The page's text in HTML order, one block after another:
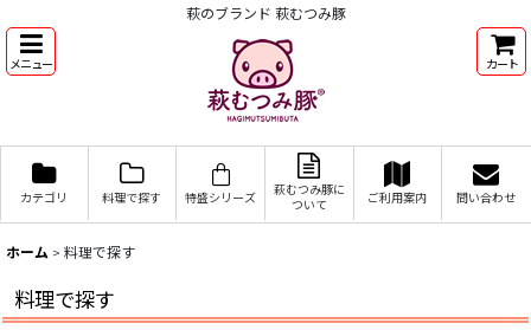
萩のブランド 萩むつみ豚
メニュー カート
カテゴリ 料理で探す 特盛シリーズ
萩むつみ豚に
ついて
ご利用案内 問い合わせ
ホーム > 料理で探す
料理で探す